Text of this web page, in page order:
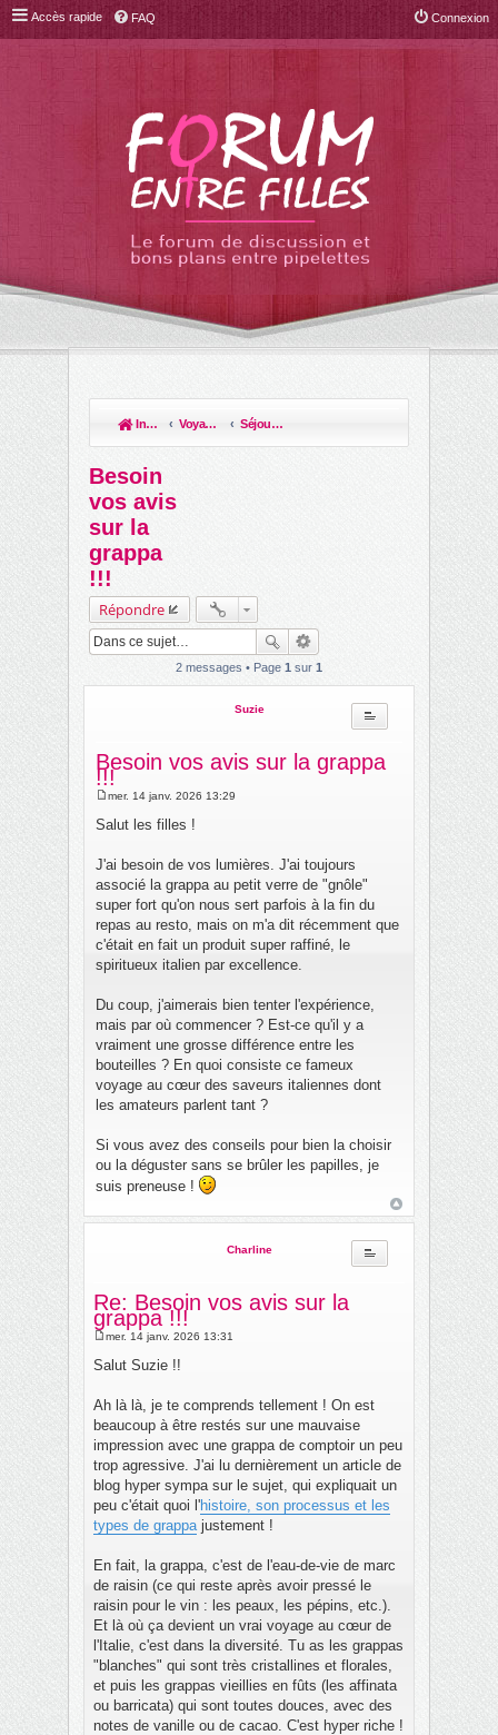
Accès rapide FAQ Connexion
Index du forum Voyages et escapades Séjours touristiques
ec
Besoin
vos avis
sur la
grappa
!!!
Répondre
2 messages • Page 1 sur 1
Suzie
Besoin vos avis sur la grappa
!!!
e
s
a
g
e
mer. 14 janv. 2026 13:29
Salut les filles !
J'ai besoin de vos lumières. J'ai toujours
associé la grappa au petit verre de "gnôle"
super fort qu'on nous sert parfois à la fin du
repas au resto, mais on m'a dit récemment que
c'était en fait un produit super raffiné, le
spiritueux italien par excellence.
Du coup, j'aimerais bien tenter l'expérience,
mais par où commencer ? Est-ce qu'il y a
vraiment une grosse différence entre les
bouteilles ? En quoi consiste ce fameux
voyage au cœur des saveurs italiennes dont
les amateurs parlent tant ?
Si vous avez des conseils pour bien la choisir
ou la déguster sans se brûler les papilles, je
suis preneuse !
Charline
Re: Besoin vos avis sur la
grappa !!!
e
s
g
e
mer. 14 janv. 2026 13:31
Salut Suzie !!
Ah là là, je te comprends tellement ! On est
beaucoup à être restés sur une mauvaise
impression avec une grappa de comptoir un peu
trop agressive. J'ai lu dernièrement un article de
blog hyper sympa sur le sujet, qui expliquait un
peu c'était quoi l'histoire, son processus et les
types de grappajustement !
En fait, la grappa, c'est de l'eau-de-vie de marc
de raisin (ce qui reste après avoir pressé le
raisin pour le vin : les peaux, les pépins, etc.).
Et là où ça devient un vrai voyage au cœur de
l'Italie, c'est dans la diversité. Tu as les grappas
"blanches" qui sont très cristallines et florales,
et puis les grappas vieillies en fûts (les affinata
ou barricata) qui sont toutes douces, avec des
notes de vanille ou de cacao. C'est hyper riche !